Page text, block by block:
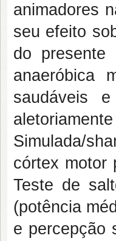
animadores
seu efeito
do
anaeróbica
saudáveis
Simulada/
córtex motor
Teste de
(potência
e percepção